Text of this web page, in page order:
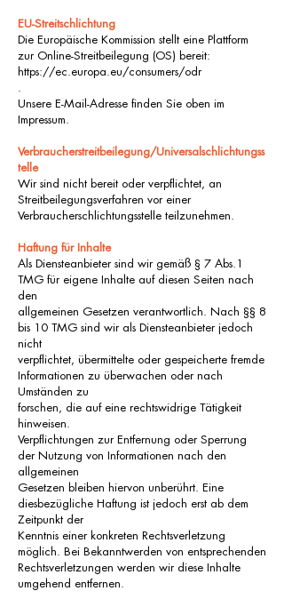
EU-Streitschlichtung
Die Europäische Kommission stellt eine Plattform
zur Online-Streitbeilegung (OS) bereit:
https://ec.europa.eu/consumers/odr
.
Unsere E-Mail-Adresse finden Sie oben im
Impressum.
Verbraucherstreitbeilegung/Universalschlichtungss
telle
Wir sind nicht bereit oder verpflichtet, an
Streitbeilegungsverfahren vor einer
Verbraucherschlichtungsstelle teilzunehmen.
Haftung für Inhalte
Als Diensteanbieter sind wir gemäß § 7 Abs.1
TMG für eigene Inhalte auf diesen Seiten nach
den
allgemeinen Gesetzen verantwortlich. Nach §§ 8
bis 10 TMG sind wir als Diensteanbieter jedoch
nicht
verpflichtet, übermittelte oder gespeicherte fremde
Informationen zu überwachen oder nach
Umständen zu
forschen, die auf eine rechtswidrige Tätigkeit
hinweisen.
Verpflichtungen zur Entfernung oder Sperrung
der Nutzung von Informationen nach den
allgemeinen
Gesetzen bleiben hiervon unberührt. Eine
diesbezügliche Haftung ist jedoch erst ab dem
Zeitpunkt der
Kenntnis einer konkreten Rechtsverletzung
möglich. Bei Bekanntwerden von entsprechenden
Rechtsverletzungen werden wir diese Inhalte
umgehend entfernen.